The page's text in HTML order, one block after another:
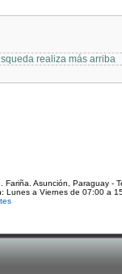
realiza más arriba
Fariña. Asunción, Paraguay -
Lunes a Viernes de 07:00 a